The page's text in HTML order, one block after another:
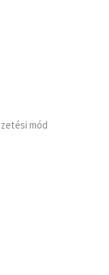
mód